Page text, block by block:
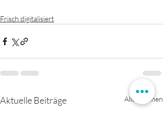
Frisch digitalisiert
Aktuelle Beiträge Alle ansehen